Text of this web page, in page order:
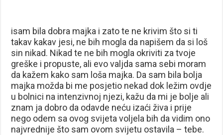
isam bila dobra majka i zato te ne krivim što si ti
takav kakav jesi, ne bih mogla da napišem da si loš
sin nikad. Nikad te ne bih mogla okriviti za tvoje
greške i propuste, ali evo valjda sama sebi moram
da kažem kako sam loša majka. Da sam bila bolja
majka možda bi me posjetio nekad dok ležim ovdje
u bolnici na intenzivnoj njezi, kažu da mi je bolje ali
znam ja dobro da odavde neću izaći živa i prije
nego odem sa ovog svijeta voljela bih da vidim ono
najvrednije što sam ovom svijetu ostavila – tebe.